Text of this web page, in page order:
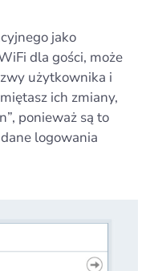
jako
dla gości, może
użytkownika i
ich zmiany,
ponieważ są to
logowania